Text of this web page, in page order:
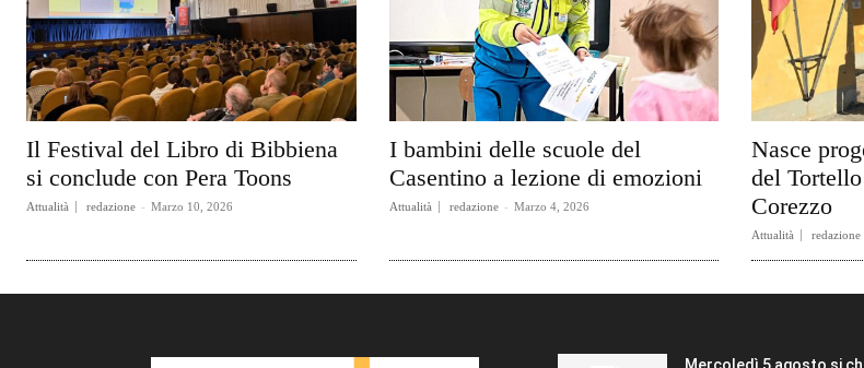
Il Festival del Libro di Bibbiena
si conclude con Pera Toons
Attualità redazione - Marzo 10, 2026
I bambini delle scuole del
Casentino a lezione di emozioni
Attualità redazione - Marzo 4, 2026
Nasce
del
Corezzo
Attualità redazione